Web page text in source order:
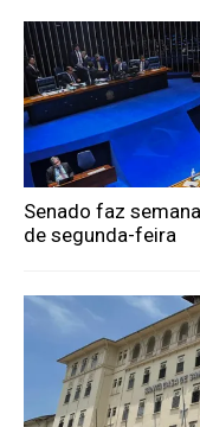
Senado faz
de segunda-feira